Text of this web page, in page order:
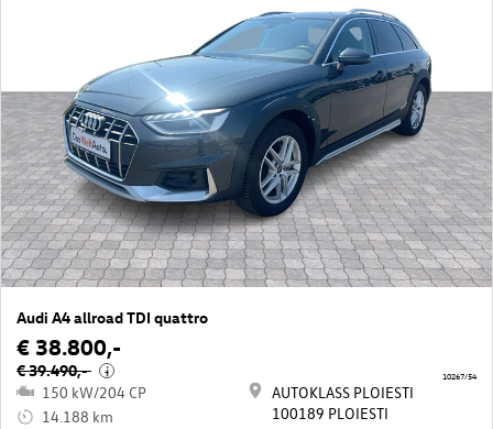
Audi A4 allroad TDI quattro
€ 38.800,-
€ 39.490,- i
150 kW/204 CP
14.188 km
AUTOKLASS PLOIESTI
100189 PLOIESTI
10267/54